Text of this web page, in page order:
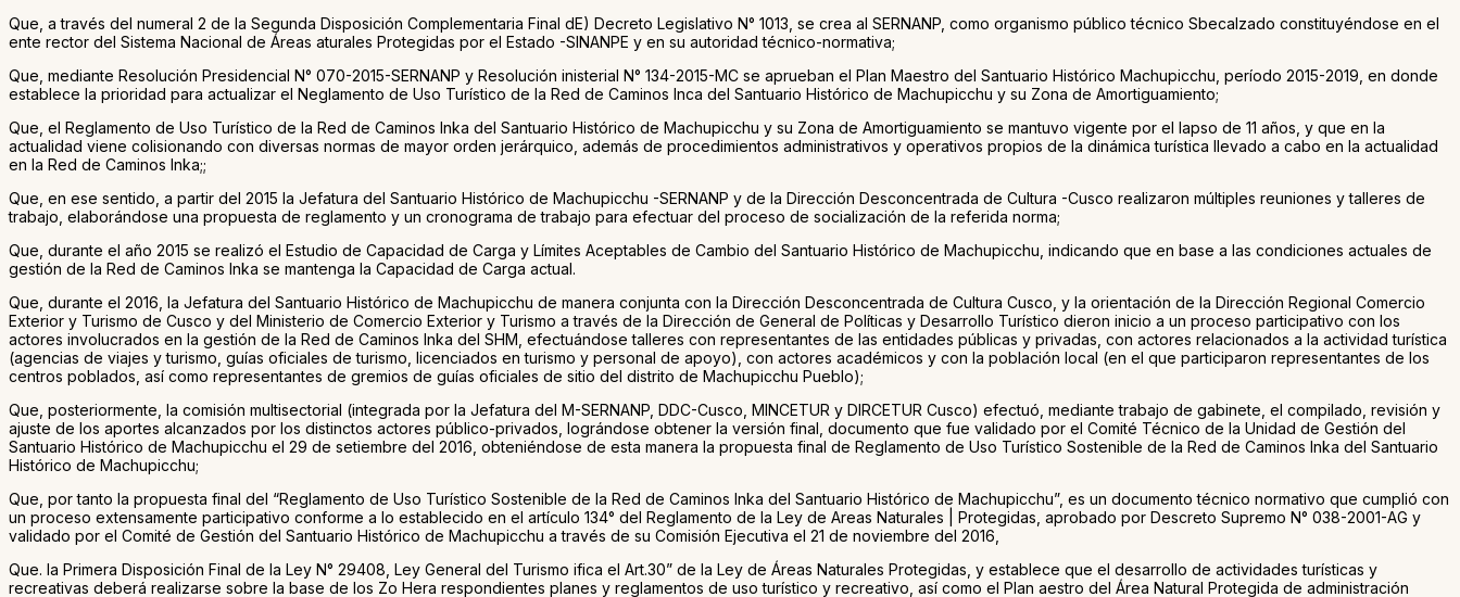
Que, a través del numeral 2 de la Segunda Disposición Complementaria Final dE) Decreto Legislativo N° 1013, se crea al SERNANP, como organismo público técnico Sbecalzado constituyéndose en el
ente rector del Sistema Nacional de Áreas aturales Protegidas por el Estado -SINANPE y en su autoridad técnico-normativa;
Que, mediante Resolución Presidencial N° 070-2015-SERNANP y Resolución inisterial N° 134-2015-MC se aprueban el Plan Maestro del Santuario Histórico Machupicchu, período 2015-2019, en donde
establece la prioridad para actualizar el Neglamento de Uso Turístico de la Red de Caminos Inca del Santuario Histórico de Machupicchu y su Zona de Amortiguamiento;
Que, el Reglamento de Uso Turístico de la Red de Caminos Inka del Santuario Histórico de Machupicchu y su Zona de Amortiguamiento se mantuvo vigente por el lapso de 11 años, y que en la
actualidad viene colisionando con diversas normas de mayor orden jerárquico, además de procedimientos administrativos y operativos propios de la dinámica turística llevado a cabo en la actualidad
en la Red de Caminos Inka;;
Que, en ese sentido, a partir del 2015 la Jefatura del Santuario Histórico de Machupicchu -SERNANP y de la Dirección Desconcentrada de Cultura -Cusco realizaron múltiples reuniones y talleres de
trabajo, elaborándose una propuesta de reglamento y un cronograma de trabajo para efectuar del proceso de socialización de la referida norma;
Que, durante el año 2015 se realizó el Estudio de Capacidad de Carga y Límites Aceptables de Cambio del Santuario Histórico de Machupicchu, indicando que en base a las condiciones actuales de
gestión de la Red de Caminos Inka se mantenga la Capacidad de Carga actual.
Que, durante el 2016, la Jefatura del Santuario Histórico de Machupicchu de manera conjunta con la Dirección Desconcentrada de Cultura Cusco, y la orientación de la Dirección Regional Comercio
Exterior y Turismo de Cusco y del Ministerio de Comercio Exterior y Turismo a través de la Dirección de General de Políticas y Desarrollo Turístico dieron inicio a un proceso participativo con los
actores involucrados en la gestión de la Red de Caminos Inka del SHM, efectuándose talleres con representantes de las entidades públicas y privadas, con actores relacionados a la actividad turística
(agencias de viajes y turismo, guías oficiales de turismo, licenciados en turismo y personal de apoyo), con actores académicos y con la población local (en el que participaron representantes de los
centros poblados, así como representantes de gremios de guías oficiales de sitio del distrito de Machupicchu Pueblo);
Que, posteriormente, la comisión multisectorial (integrada por la Jefatura del M-SERNANP, DDC-Cusco, MINCETUR y DIRCETUR Cusco) efectuó, mediante trabajo de gabinete, el compilado, revisión y
ajuste de los aportes alcanzados por los distinctos actores público-privados, lográndose obtener la versión final, documento que fue validado por el Comité Técnico de la Unidad de Gestión del
Santuario Histórico de Machupicchu el 29 de setiembre del 2016, obteniéndose de esta manera la propuesta final de Reglamento de Uso Turístico Sostenible de la Red de Caminos Inka del Santuario
Histórico de Machupicchu;
Que, por tanto la propuesta final del “Reglamento de Uso Turístico Sostenible de la Red de Caminos Inka del Santuario Histórico de Machupicchu”, es un documento técnico normativo que cumplió con
un proceso extensamente participativo conforme a lo establecido en el artículo 134° del Reglamento de la Ley de Areas Naturales | Protegidas, aprobado por Descreto Supremo N° 038-2001-AG y
validado por el Comité de Gestión del Santuario Histórico de Machupicchu a través de su Comisión Ejecutiva el 21 de noviembre del 2016,
Que. la Primera Disposición Final de la Ley N° 29408, Ley General del Turismo ifica el Art.30” de la Ley de Áreas Naturales Protegidas, y establece que el desarrollo de actividades turísticas y
recreativas deberá realizarse sobre la base de los Zo Hera respondientes planes y reglamentos de uso turístico y recreativo, así como el Plan aestro del Área Natural Protegida de administración